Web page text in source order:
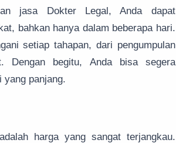
jasa Dokter Legal, Anda dapat
bahkan hanya dalam beberapa hari.
setiap tahapan, dari pengumpulan
Dengan begitu, Anda bisa segera
yang panjang.
harga yang sangat terjangkau.